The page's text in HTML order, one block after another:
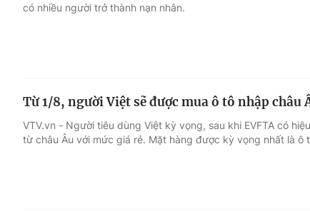
Điện ảnh
Âm nhạc
Sao
Du lịch
Làm đẹp
Chất lượng cuộc
có nhiều người trở thành nạn nhân.
Từ 1/8, người Việt sẽ được mua ô tô nhập châu
VTV.vn - Người tiêu dùng Việt kỳ vọng, sau khi EVFTA có
từ châu Âu với mức giá rẻ. Mặt hàng được kỳ vọng nhất là ô